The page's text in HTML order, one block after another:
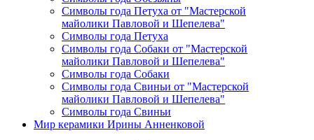
Символы года Петуха от "Мастерской
майолики Павловой и Шепелева"
Символы года Петуха
Символы года Собаки от "Мастерской
майолики Павловой и Шепелева"
Символы года Собаки
Символы года Свиньи от "Мастерской
майолики Павловой и Шепелева"
Символы года Свиньи
Мир керамики Ирины Анненковой